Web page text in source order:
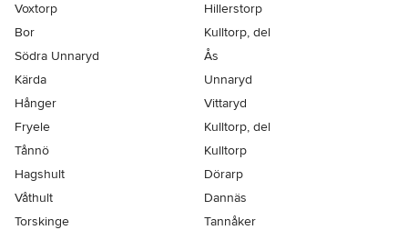
Voxtorp
Hillerstorp
Bor
Kulltorp, del
Södra Unnaryd
Ås
Kärda
Unnaryd
Hånger
Vittaryd
Fryele
Kulltorp, del
Tånnö
Kulltorp
Hagshult
Dörarp
Våthult
Dannäs
Torskinge
Tannåker